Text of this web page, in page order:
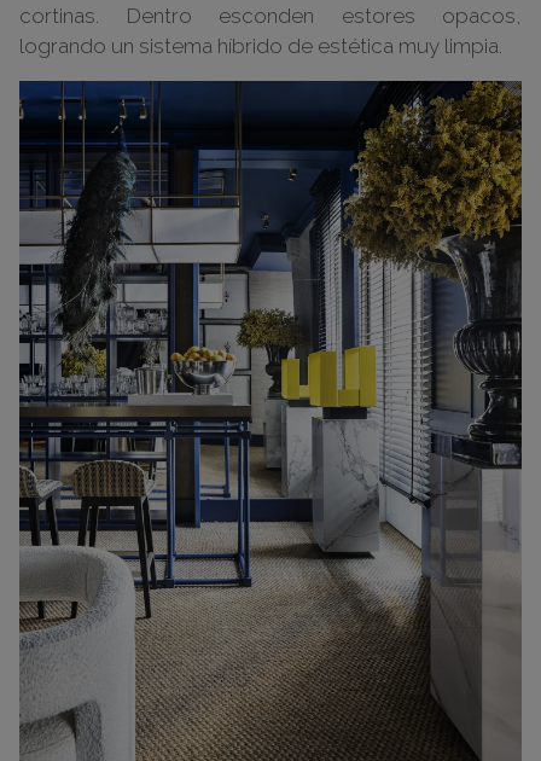
cortinas. Dentro esconden estores opacos,
logrando un sistema híbrido de estética muy limpia.